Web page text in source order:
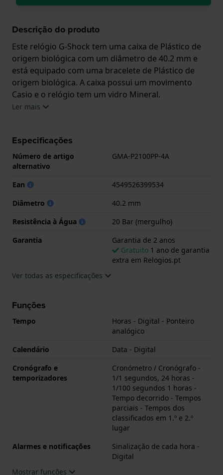
Descrição do produto
Este relógio G-Shock tem uma caixa de Plástico de
origem biológica com um diâmetro de 40.2 mm e
está equipado com uma bracelete de Plástico de
origem biológica. A caixa possui um movimento
Casio e o relógio tem um vidro Mineral.
Garantia de 2 anos.
.
Ler mais
Especificações
Número de artigo
alternativo
GMA-P2100PP-4A
Ean
4549526399534
Diâmetro
40.2 mm
Resistência à Água
20 Bar (mergulho)
Garantia
Garantia de 2 anos
Gratuito 1 ano de garantia
extra em Relogios.pt
Ver todas as especificações
Funções
Tempo
Horas - Digital - Ponteiro
analógico
Calendário
Data - Digital
Cronógrafo e
temporizadores
Cronómetro / Cronógrafo -
1/1 segundos, 24 horas -
1/100 segundos 1 horas -
Tempo decorrido - Tempos
parciais - Tempos dos
classificados em 1.º e 2.º
lugar
Alarmes e notificações
Sinalização de cada hora -
Digital
Mostrar funções